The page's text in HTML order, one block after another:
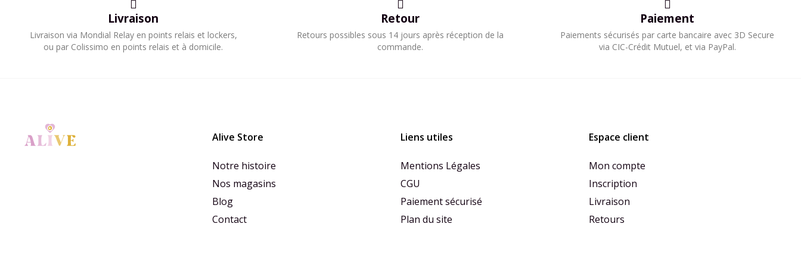
Livraison
​Livraison via Mondial Relay en points relais et lockers,
ou par Colissimo en points relais et à domicile.​
Retour
Retours possibles sous 14 jours après réception de la
commande.
Paiement
Paiements sécurisés par carte bancaire avec 3D Secure
via CIC-Crédit Mutuel, et via PayPal.​
Alive Store
Notre histoire
Nos magasins
Blog
Contact
Liens utiles
Mentions Légales
CGU
Paiement sécurisé
Plan du site
Espace client
Mon compte
Inscription
Livraison
Retours